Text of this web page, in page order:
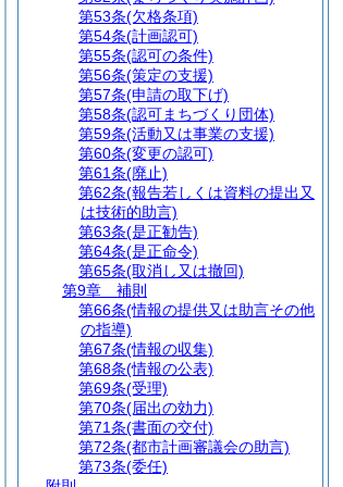
第53条(欠格条項)
第54条(計画認可)
第55条(認可の条件)
第56条(策定の支援)
第57条(申請の取下げ)
第58条(認可まちづくり団体)
第59条(活動又は事業の支援)
第60条(変更の認可)
第61条(廃止)
第62条(報告若しくは資料の提出又
は技術的助言)
第63条(是正勧告)
第64条(是正命令)
第65条(取消し又は撤回)
第9章
補則
第66条(情報の提供又は助言その他
の指導)
第67条(情報の収集)
第68条(情報の公表)
第69条(受理)
第70条(届出の効力)
第71条(書面の交付)
第72条(都市計画審議会の助言)
第73条(委任)